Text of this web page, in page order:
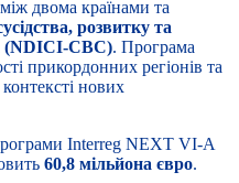
двома країнами та
розвитку та
(NDICI-CBC). Програма
прикордонних регіонів та
нових
Interreg NEXT VI-A
60,8 мільйона євро.